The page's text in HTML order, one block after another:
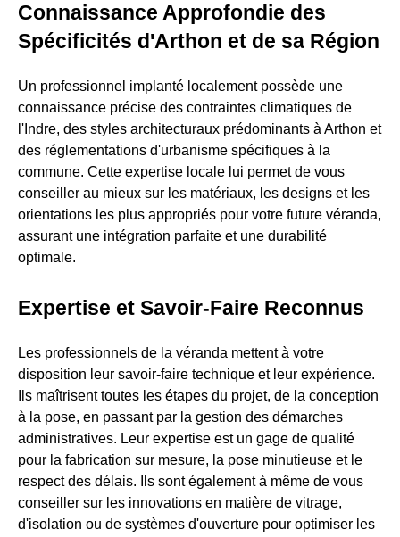
Connaissance Approfondie des
Spécificités d'Arthon et de sa Région
Un professionnel implanté localement possède une
connaissance précise des contraintes climatiques de
l'Indre, des styles architecturaux prédominants à Arthon et
des réglementations d'urbanisme spécifiques à la
commune. Cette expertise locale lui permet de vous
conseiller au mieux sur les matériaux, les designs et les
orientations les plus appropriés pour votre future véranda,
assurant une intégration parfaite et une durabilité
optimale.
Expertise et Savoir-Faire Reconnus
Les professionnels de la véranda mettent à votre
disposition leur savoir-faire technique et leur expérience.
Ils maîtrisent toutes les étapes du projet, de la conception
à la pose, en passant par la gestion des démarches
administratives. Leur expertise est un gage de qualité
pour la fabrication sur mesure, la pose minutieuse et le
respect des délais. Ils sont également à même de vous
conseiller sur les innovations en matière de vitrage,
d'isolation ou de systèmes d'ouverture pour optimiser les